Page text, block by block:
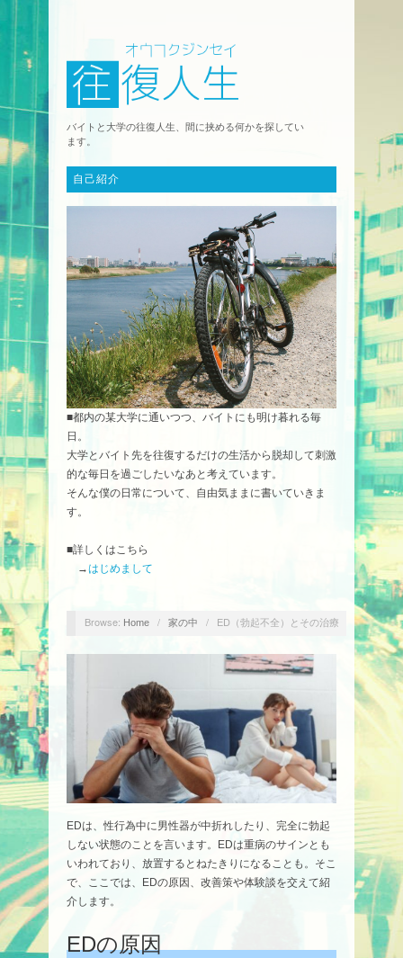
バイトと大学の往復人生、間に挟める何かを探してい
ます。
自己紹介
■都内の某大学に通いつつ、バイトにも明け暮れる毎
日。
大学とバイト先を往復するだけの生活から脱却して刺激
的な毎日を過ごしたいなあと考えています。
そんな僕の日常について、自由気ままに書いていきま
す。
■詳しくはこちら
→はじめまして
Browse: Home / 家の中 / ED（勃起不全）とその治療
EDは、性行為中に男性器が中折れしたり、完全に勃起
しない状態のことを言います。EDは重病のサインとも
いわれており、放置するとねたきりになることも。そこ
で、ここでは、EDの原因、改善策や体験談を交えて紹
介します。
EDの原因